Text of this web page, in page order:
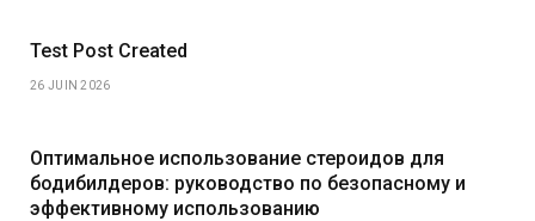
Test Post Created
26 JUIN 2026
Оптимальное использование стероидов для
бодибилдеров: руководство по безопасному и
эффективному использованию